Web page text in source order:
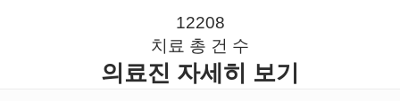
12208
치료 총 건 수
의료진 자세히 보기